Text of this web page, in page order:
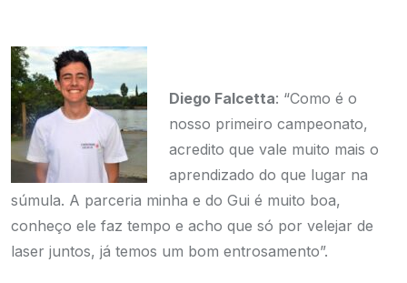
Diego Falcetta: “Como é o
nosso primeiro campeonato,
acredito que vale muito mais o
aprendizado do que lugar na
súmula. A parceria minha e do Gui é muito boa,
conheço ele faz tempo e acho que só por velejar de
laser juntos, já temos um bom entrosamento”.